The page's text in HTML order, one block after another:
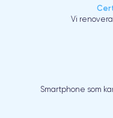
Vi
Smartphone som